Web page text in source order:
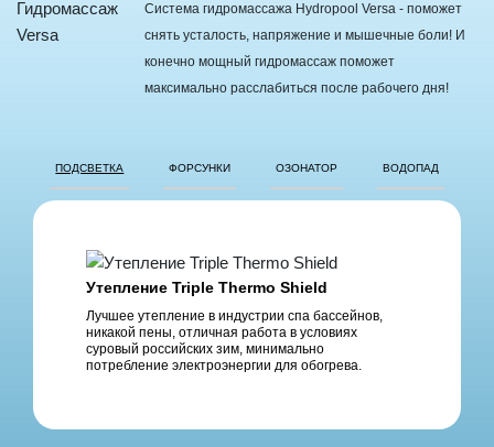
Система гидромассажа Hydropool Versa - поможет
снять усталость, напряжение и мышечные боли! И
конечно мощный гидромассаж поможет
максимально расслабиться после рабочего дня!
ПОДСВЕТКА ФОРСУНКИ ОЗОНАТОР ВОДОПАД
Утепление Triple Thermo Shield
Лучшее утепление в индустрии спа бассейнов,
никакой пены, отличная работа в условиях
суровый российских зим, минимально
потребление электроэнергии для обогрева.